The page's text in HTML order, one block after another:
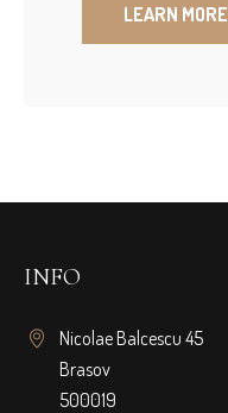
LEARN MORE
INFO
Nicolae Balcescu 45
Brasov
500019